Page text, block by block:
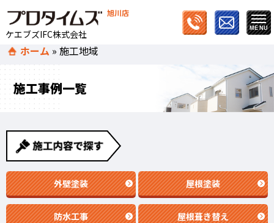
旭川店
ケエブズIFC株式会社
ホーム »施工地域
施工事例一覧
外壁塗装 屋根塗装
防水工事 屋根葺き替え